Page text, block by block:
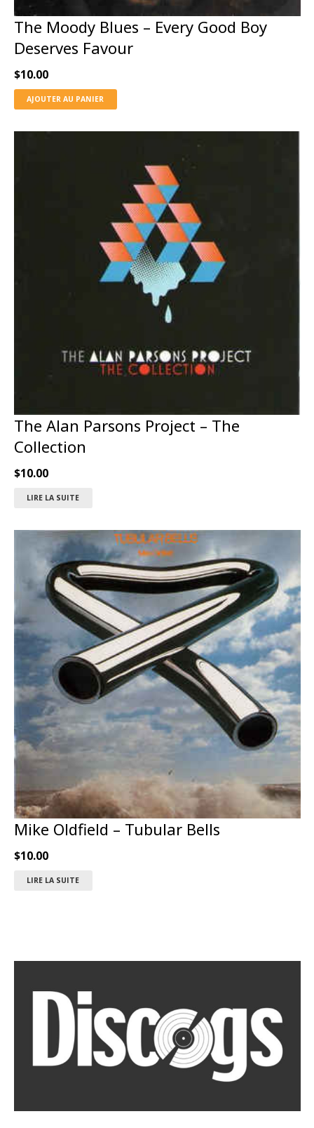
The Moody Blues ‎– Every Good Boy
Deserves Favour
$10.00
AJOUTER AU PANIER
The Alan Parsons Project ‎– The
Collection
$10.00
LIRE LA SUITE
Mike Oldfield ‎– Tubular Bells
$10.00
LIRE LA SUITE